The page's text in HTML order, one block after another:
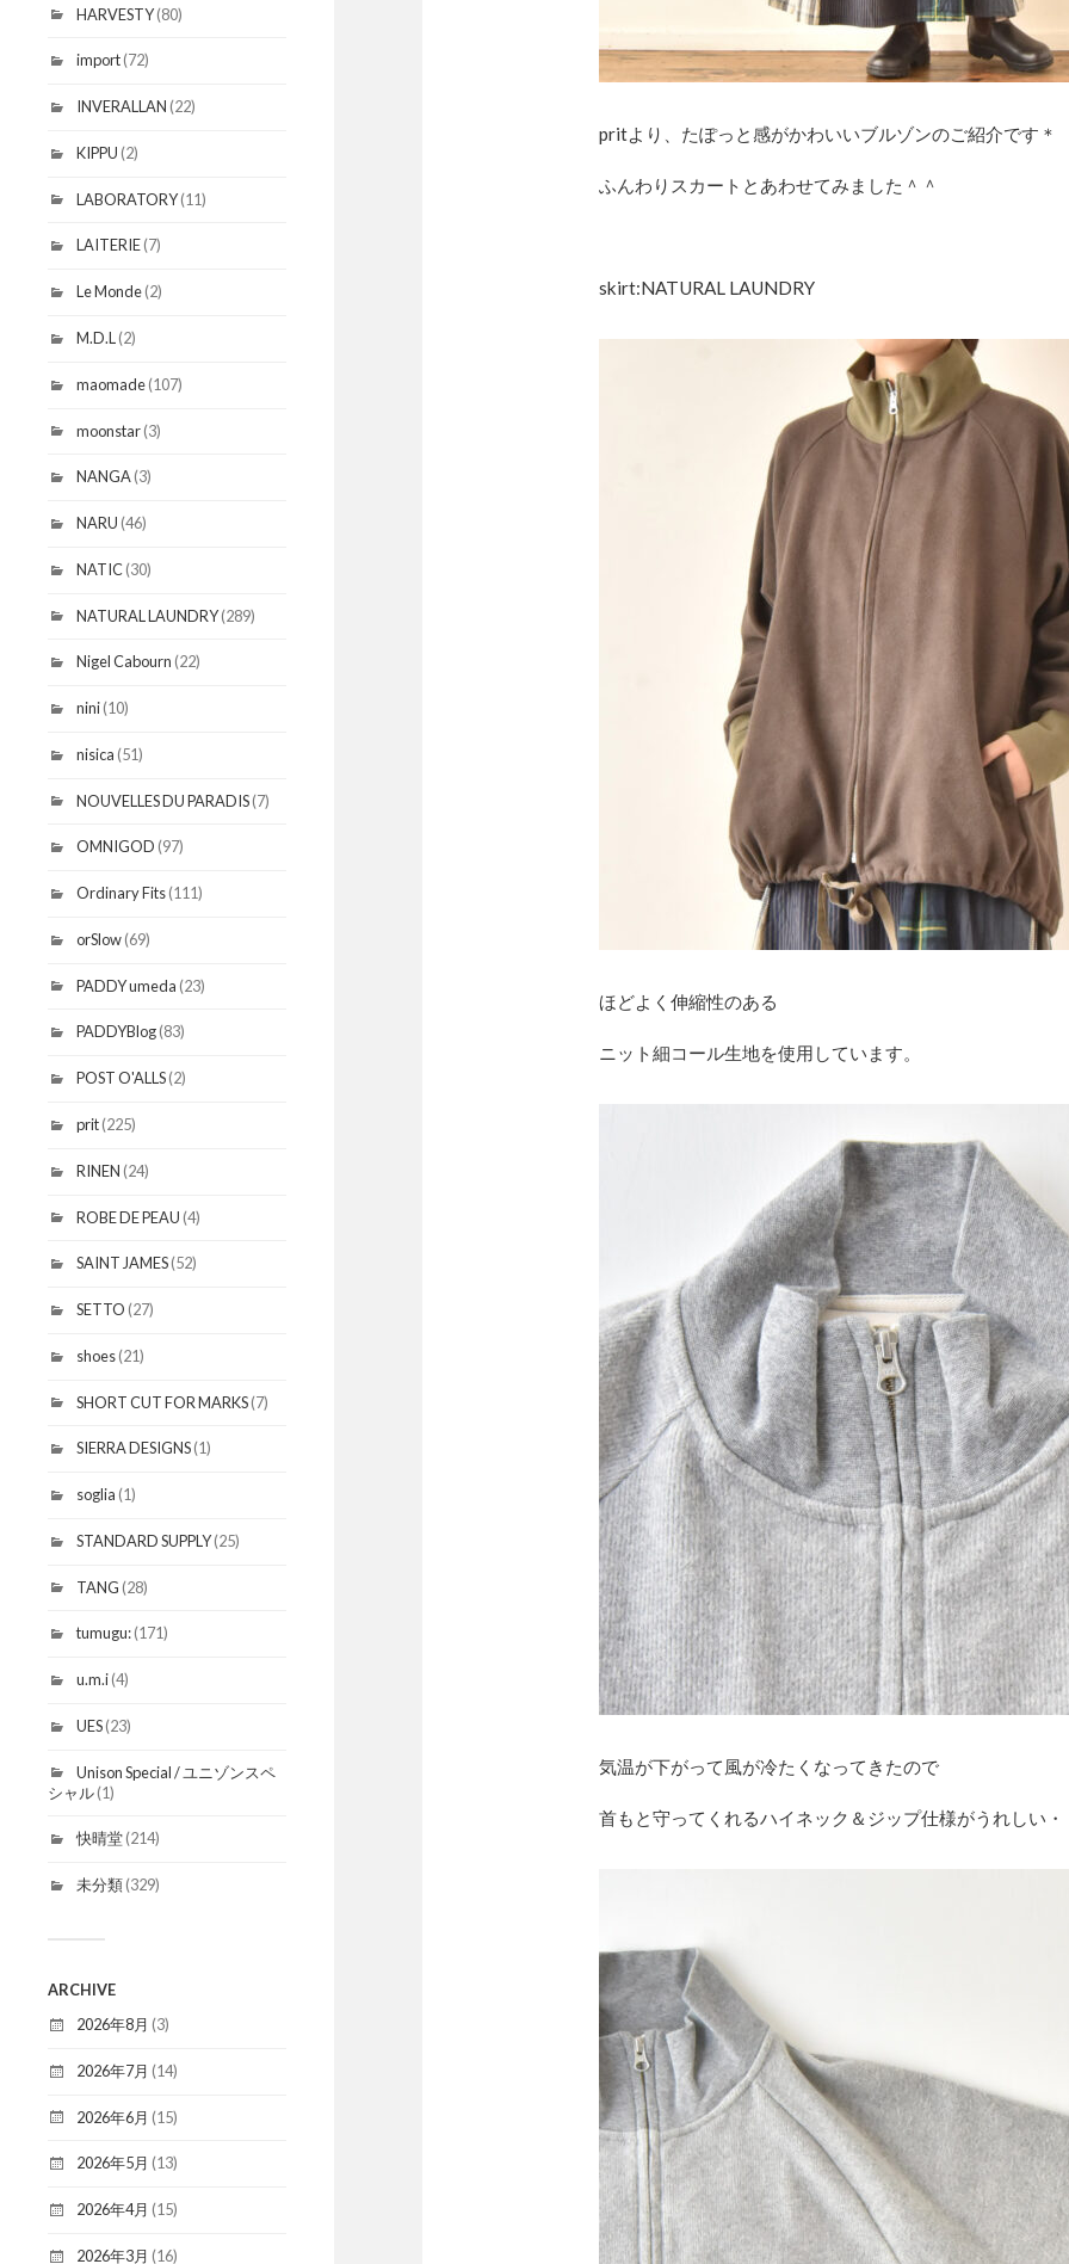
HARVESTY(80)
import(72)
INVERALLAN (22)
KIPPU (2)
LABORATORY(11)
LAITERIE(7)
Le Monde(2)
M.D.L (2)
maomade(107)
moonstar(3)
NANGA(3)
NARU (46)
NATIC(30)
NATURAL LAUNDRY(289)
Nigel Cabourn (22)
nini(10)
nisica (51)
NOUVELLES DU PARADIS(7)
OMNIGOD (97)
Ordinary Fits(111)
orSlow(69)
PADDY umeda (23)
PADDYBlog(83)
POST O'ALLS(2)
prit(225)
RINEN (24)
ROBE DE PEAU (4)
SAINT JAMES(52)
SETTO (27)
shoes(21)
SHORT CUT FOR MARKS(7)
SIERRA DESIGNS(1)
soglia (1)
STANDARD SUPPLY(25)
TANG (28)
tumugu:(171)
u.m.i(4)
UES(23)
Unison Special / ユニゾンスペ
シャル(1)
快晴堂(214)
未分類(329)
ARCHIVE
2026年8月 (3)
2026年7月 (14)
2026年6月 (15)
2026年5月 (13)
2026年4月 (15)
2026年3月 (16)
pritより、たぽっと感がかわいいブルゾンのご紹介です＊
ふんわりスカートとあわせてみました＾＾
skirt:NATURAL LAUNDRY
ほどよく伸縮性のある
ニット細コール生地を使用しています。
気温が下がって風が冷たくなってきたので
首もと守ってくれるハイネック＆ジップ仕様がうれしい・